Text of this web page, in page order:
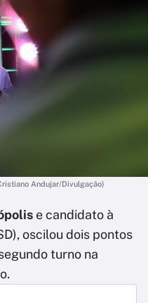
Andujar/Divulgação)
e candidato à
oscilou dois pontos
turno na